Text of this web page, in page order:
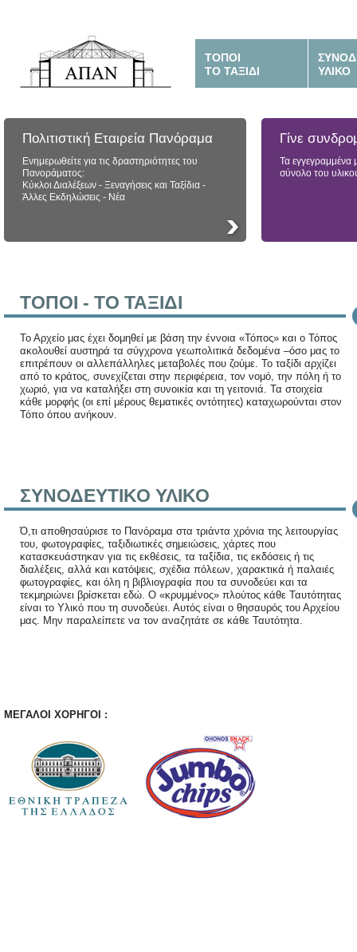
ΤΟΠΟΙ
ΤΟ ΤΑΞΙΔΙ
ΥΛΙΚΟ
Πολιτιστική Εταιρεία Πανόραμα
Ενημερωθείτε για τις δραστηριότητες του
Πανοράματος:
Κύκλοι Διαλέξεων - Ξεναγήσεις και Ταξίδια -
Άλλες Εκδηλώσεις - Νέα
Γίνε
Τα
σύνολο του
ΤΟΠΟΙ - ΤΟ ΤΑΞΙΔΙ
Το Αρχείο μας έχει δομηθεί με βάση την έννοια «Τόπος» και ο Τόπος
ακολουθεί αυστηρά τα σύγχρονα γεωπολιτικά δεδομένα –όσο μας το
επιτρέπουν οι αλλεπάλληλες μεταβολές που ζούμε. Το ταξίδι αρχίζει
από το κράτος, συνεχίζεται στην περιφέρεια, τον νομό, την πόλη ή το
χωριό, για να καταλήξει στη συνοικία και τη γειτονιά. Τα στοιχεία
κάθε μορφής (οι επί μέρους θεματικές οντότητες) καταχωρούνται στον
Τόπο όπου ανήκουν.
ΣΥΝΟΔΕΥΤΙΚΟ ΥΛΙΚΟ
Ό,τι αποθησαύρισε το Πανόραμα στα τριάντα χρόνια της λειτουργίας
του, φωτογραφίες, ταξιδιωτικές σημειώσεις, χάρτες που
κατασκευάστηκαν για τις εκθέσεις, τα ταξίδια, τις εκδόσεις ή τις
διαλέξεις, αλλά και κατόψεις, σχέδια πόλεων, χαρακτικά ή παλαιές
φωτογραφίες, και όλη η βιβλιογραφία που τα συνοδεύει και τα
τεκμηριώνει βρίσκεται εδώ. Ο «κρυμμένος» πλούτος κάθε Ταυτότητας
είναι το Υλικό που τη συνοδεύει. Αυτός είναι ο θησαυρός του Αρχείου
μας. Μην παραλείπετε να τον αναζητάτε σε κάθε Ταυτότητα.
ΜΕΓΑΛΟΙ ΧΟΡΗΓΟΙ :